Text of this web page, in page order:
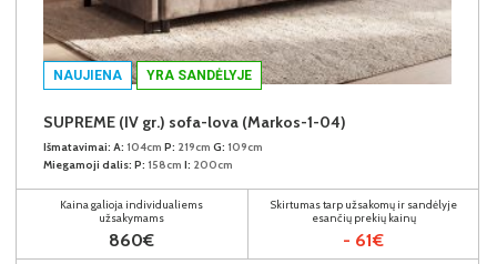
NAUJIENA YRA SANDĖLYJE
SUPREME (IV gr.) sofa-lova (Markos-1-04)
Išmatavimai: A: 104cm P: 219cm G: 109cm
Miegamoji dalis: P: 158cm I: 200cm
Kaina galioja individualiems
užsakymams
860€
Skirtumas tarp užsakomų ir sandėlyje
esančių prekių kainų
- 61€